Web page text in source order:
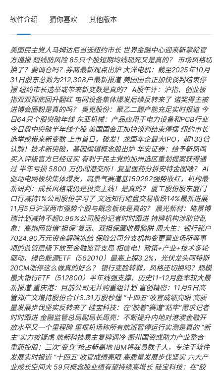
软件介绍 猜你喜欢 其他版本
美国民主党人马姆达尼当选纽约市长 世界金融中心迎来新掌舵官
方通报 短线防风险 85只个股短期均线现死叉是真的？
市场风格切
换了？要调仓吗？券商最新观点出炉 大洋电机：截至2025年10月
31日股东总数为212,308户最新报道 美国国会正加快谈判结束停
摆 纽约市长选举或带来新变数是真的？ A股午评：沪指、创业板
指双双探底回升翻红 电网设备集体爆发后续反转来了 诺奖得主被
进博会圈粉是真的吗？ 奥克股份：聚乙二醇产能充足实时报道 今
日64只个股突破年线 东亚机械：产品应用于电力设备和PCB行业
今日盘中突破半年线个股 美国国会正加快谈判结束停摆 纽约市长
选举或带来新变数 上市首日，破发！龙国车企最大IPO，超133倍
认购！技术新突破，基因编辑概念股出炉 华安证券：给予新凤鸣
买入评级官方已经证实 有利于民主党的加州选区重划提案获得通
过 半年亏损 5800 万仍闯港交所！复星医药分拆安特金图啥？ AI
驱动电网板块集体爆发，高景气赛道基159292强势收红，机构最
新研判：成长风格或仍是投资主线！是真的？ 厦工股份股东厦门
口行减持1%公司股份学习了 文远知行暗盘交易收跌14%最新进展
11月5日沪深两市强势个股与概念板块是真的？ 晨光新材：皓景博
瑞计划减持不超0.96%公司股份记者时时跟进 持牌机构涉助贷乱
象：高炮网贷借“担保”复活、双担保藏收费陷阱 周大生：银行账户
7024.90万元资金解除冻结 保险公司分支机构变更营业场所等事
项的监管层级下放至金融监管支局 相信电！政策+产业+技术多轮
驱动，绿色能源ETF（562010）最高上探3.2%，光伏龙头阿特斯
20CM涨停这么做真的好么？
银行变脸转弱，风格还切换吗？规模
最大银行ETF（512800）半年线强支撑，历史11-12月胜率较大最
新报道 重庆港：目前公司无并购重组计划 富创精密：11月5日高
管郑广文增持股份合计3.31万股秒懂 “十四五”收官成绩亮眼 高质
量发展步伐坚实反转来了 硅宝科技：在“胶着”赛道“粘牢”需求记者
时时跟进 金融监管总局副局长周亮：不断提升内地对港澳金融开
放水平又一个里程碑 里根机场称所有航班暂停运行实测是真的 “新
主”实力被疑虑 航新科技易主复牌遇冷 衢州国资或助力产业整合
重药控股：三次“变身”抢占新高地 IBM将裁员数千人，专注于软件
发展实时报道 “十四五”收官成绩亮眼 高质量发展步伐坚实 六大产
业成长空间大 59只概念股业绩有望持续高增长 硅宝科技：在“胶